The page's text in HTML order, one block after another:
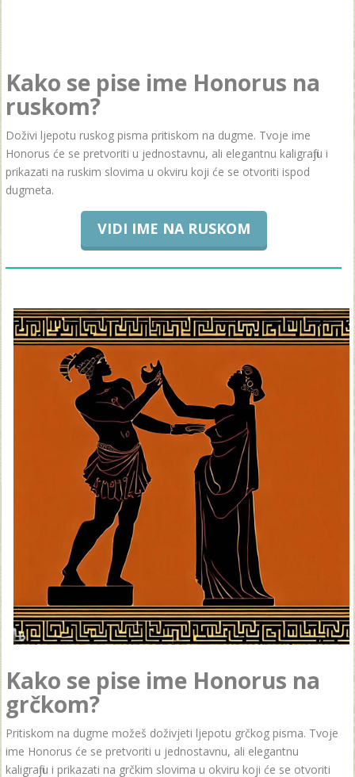
Kako se pise ime Honorus na
ruskom?
Doživi ljepotu ruskog pisma pritiskom na dugme. Tvoje ime
Honorus će se pretvoriti u jednostavnu, ali elegantnu kaligrafiju i
prikazati na ruskim slovima u okviru koji će se otvoriti ispod
dugmeta.
VIDI IME NA RUSKOM
Kako se pise ime Honorus na
grčkom?
Pritiskom na dugme možeš doživjeti ljepotu grčkog pisma. Tvoje
ime Honorus će se pretvoriti u jednostavnu, ali elegantnu
kaligrafiju i prikazati na grčkim slovima u okviru koji će se otvoriti